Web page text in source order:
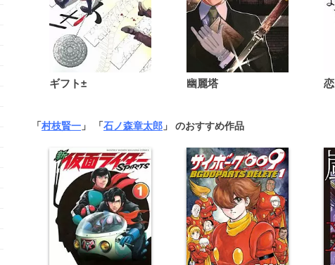
ギフト± 幽麗塔
「村枝賢一 」 「石ノ森章太郎 」 のおすすめ作品